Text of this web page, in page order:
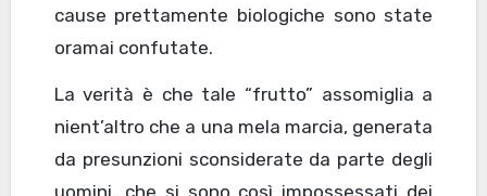
cause prettamente biologiche sono state
oramai confutate.
La verità è che tale “frutto” assomiglia a
nient’altro che a una mela marcia, generata
da presunzioni sconsiderate da parte degli
uomini, che si sono così impossessati dei